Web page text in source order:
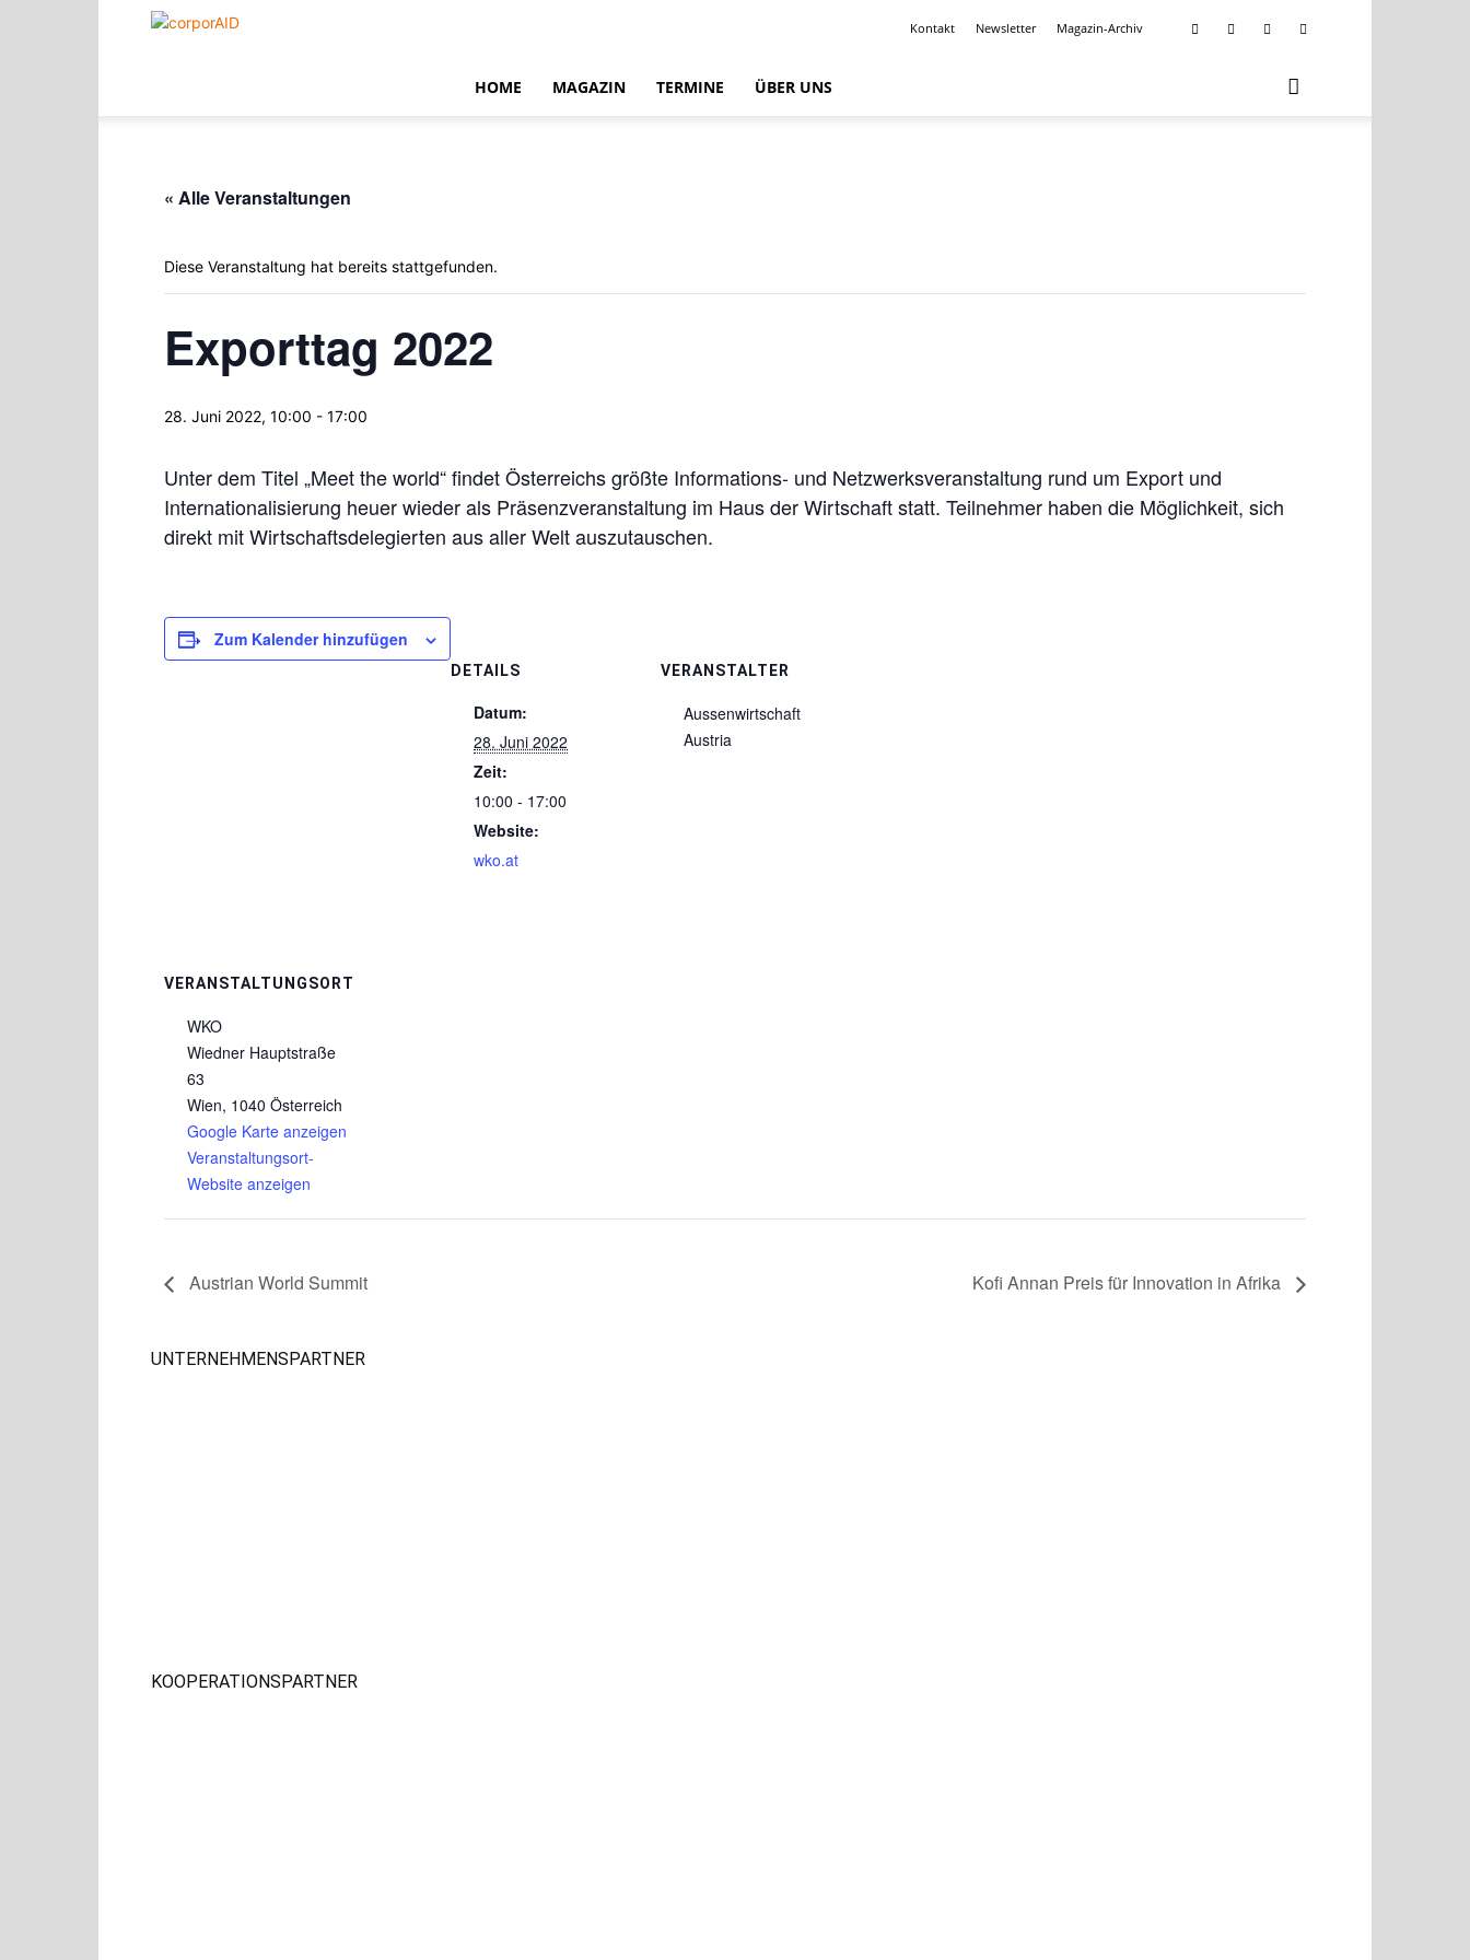
corporAID
Kontakt Newsletter Magazin-Archiv
HOME MAGAZIN TERMINE ÜBER UNS
« Alle Veranstaltungen
Diese Veranstaltung hat bereits stattgefunden.
Exporttag 2022
28. Juni 2022, 10:00 - 17:00
Unter dem Titel „Meet the world“ findet Österreichs größte Informations- und Netzwerksveranstaltung rund um Export und
Internationalisierung heuer wieder als Präsenzveranstaltung im Haus der Wirtschaft statt. Teilnehmer haben die Möglichkeit, sich
direkt mit Wirtschaftsdelegierten aus aller Welt auszutauschen.
Zum Kalender hinzufügen
DETAILS
Datum:
28. Juni 2022
Zeit:
10:00 - 17:00
Website:
wko.at
VERANSTALTER
Aussenwirtschaft
Austria
VERANSTALTUNGSORT
WKO
Wiedner Hauptstraße
63
Wien, 1040 Österreich
Google Karte anzeigen
Veranstaltungsort-
Website anzeigen
Austrian World Summit Kofi Annan Preis für Innovation in Afrika
UNTERNEHMENSPARTNER
KOOPERATIONSPARTNER